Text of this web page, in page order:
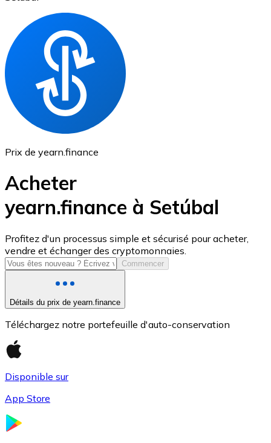
Ethereum
ETH
USD Coin
USDC
Prix de yearn.finance
Acheter
yearn.finance à Setúbal
Profitez d'un processus simple et sécurisé pour acheter,
vendre et échanger des cryptomonnaies.
Commencer
Détails du prix de yearn.finance
Téléchargez notre portefeuille d'auto-conservation
Disponible sur
App Store